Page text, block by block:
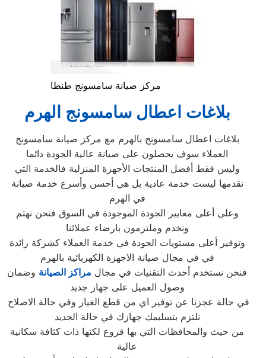
مركز صيانة سامسونج طنطا
بلاغات اعطال سامسونج الهرم
بلاغات اعطال سامسونج بالهرم مع مركز صيانة سامسونج
العملاء سوف يحصلون على صيانة عالية الجودة دائما
وليس فقط أفضل المنتجات الأجهزة المنزلية فالخدمة التي
نقدمها ليست خدمة عادية بل هي أحسن وأسرع خدمة صيانة
في الهرم
وعلى أعلى معايير الجودة الموجودة في السوق فنحن نهتم
ونخدم وملتزمون بارضاء عملائنا
وتوفير أعلى مستويات الجودة في خدمة العملاء كشركة رائدة
في في مجال صيانة الاجهزة الكهربائية بالهرم
فنحن نستخدم أحدث التقنيات في مجال مراكز الصيانة وضمان
وصول العميل على جهاز جديد
نلتزم بتسليمك جهازك في حالة الجديد
من حيث والمحافظات التي بها فروع لكنها ذات كثافة سكانية
عالية